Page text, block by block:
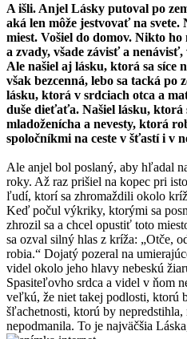
A išli. Anjel Lásky putoval po
aká len môže jestvovať na
miest. Vošiel do domov. Nikto
a zvady, všade závisť a
Ale našiel aj lásku, ktorá sa síce
však bezcenná, lebo sa tacká po
lásku, ktorá v srdciach otca a
duše dieťaťa. Našiel lásku,
mladoženícha a nevesty, ktorá
spoločníkmi na ceste v šťastí i v
Ale anjel bol poslaný, aby hľadal
roky. Až raz prišiel na kopec pri
ľudí, ktorí sa zhromaždili okolo
Keď počul výkriky, ktorými sa
zhrozil sa a chcel opustiť toto
sa ozval silný hlas z kríža: „Otče,
robia.“ Dojatý pozeral na
videl okolo jeho hlavy nebeskú
Spasiteľovho srdca a videl v ňom
veľkú, že niet takej podlosti, ktorú
šľachetnosti, ktorú by
nepodmanila. To je najväčšia